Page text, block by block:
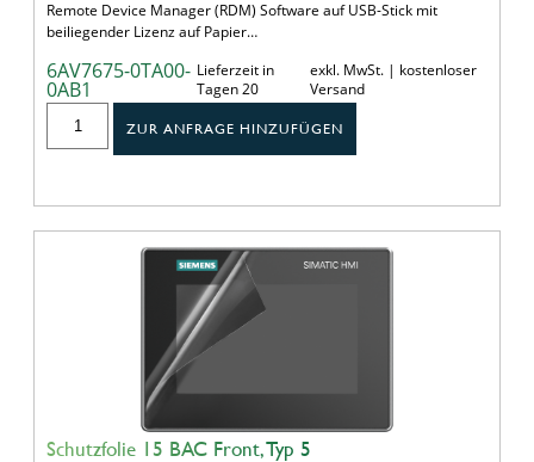
Remote Device Manager (RDM) Software auf USB-Stick mit
beiliegender Lizenz auf Papier…
6AV7675-0TA00-
0AB1
Lieferzeit in
Tagen 20
exkl. MwSt. | kostenloser
Versand
ZUR ANFRAGE HINZUFÜGEN
Schutzfolie 15 BAC Front, Typ 5